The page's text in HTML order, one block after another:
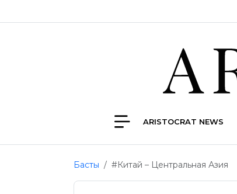
ARISTOCRAT NEWS
Басты #Китай – Центральная Азия